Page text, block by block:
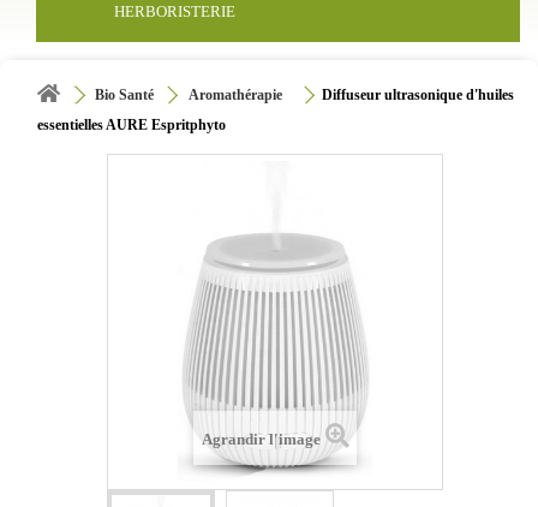
HERBORISTERIE
Bio Santé Aromathérapie
Diffuseur ultrasonique d'huiles
essentielles AURE Espritphyto
Agrandir l'image